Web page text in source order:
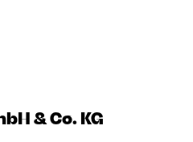
& Co. KG